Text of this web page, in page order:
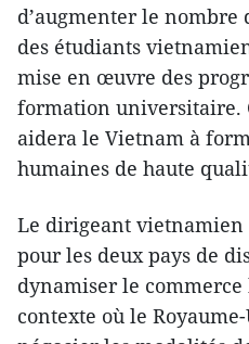
d’augmenter le nombre
des étudiants
mise en œuvre des
formation universitaire.
aidera le Vietnam à
humaines de haute
Le dirigeant vietnamien
pour les deux pays de
dynamiser le
contexte où le